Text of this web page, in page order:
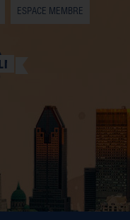
?
ESPACE MEMBRE